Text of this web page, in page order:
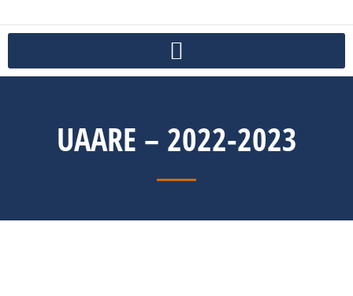
UAARE – 2022-2023